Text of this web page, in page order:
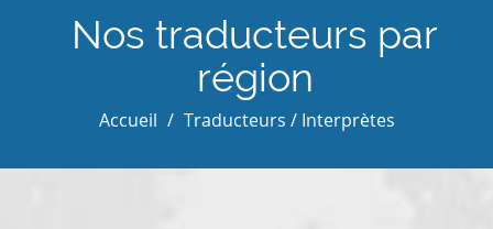
Nos traducteurs par
région
Accueil Traducteurs / Interprètes